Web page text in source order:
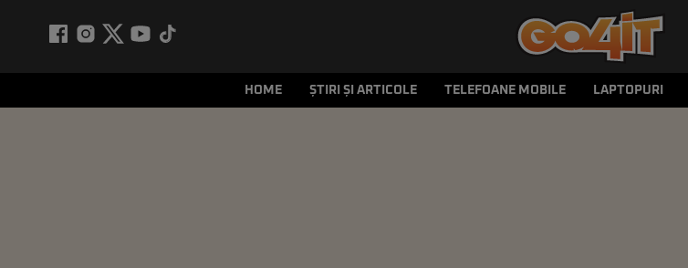
HOME ȘTIRI ȘI ARTICOLE TELEFOANE MOBILE LAPTOPURI